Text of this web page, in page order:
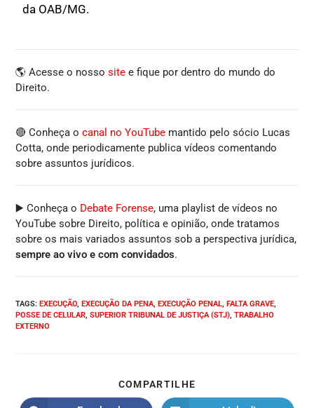
da OAB/MG.
🌎 Acesse o nossosite e fique por dentro do mundo do
Direito.
🔴 Conheça ocanal no YouTube mantido pelo sócio Lucas
Cotta, onde periodicamente publica vídeos comentando
sobre assuntos jurídicos.
▶️ Conheça o Debate Forense, uma playlist de vídeos no
YouTube sobre Direito, política e opinião, onde tratamos
sobre os mais variados assuntos sob a perspectiva jurídica,
sempre ao vivo e com convidados.
TAGS:EXECUÇÃO, EXECUÇÃO DA PENA, EXECUÇÃO PENAL, FALTA GRAVE,
POSSE DE CELULAR, SUPERIOR TRIBUNAL DE JUSTIÇA (STJ), TRABALHO
EXTERNO
COMPARTILHE